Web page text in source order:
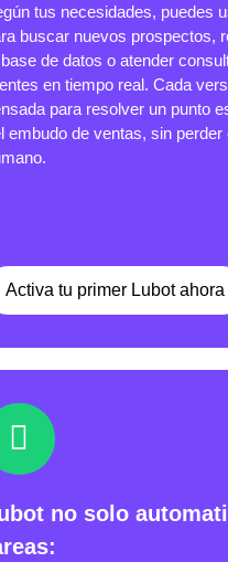
tus necesidades, puedes
buscar nuevos prospectos,
de datos o atender
en tiempo real. Cada
para resolver un punto
embudo de ventas, sin perder
Activa tu primer Lubot ahora
no solo